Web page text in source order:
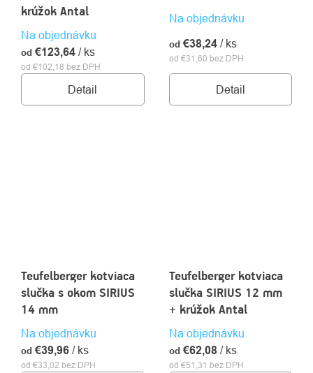
krúžok Antal
Na objednávku
od €102,18 bez DPH
od €123,64 / ks
Detail
Na objednávku
od €31,60 bez DPH
od €38,24 / ks
Detail
Teufelberger kotviaca
slučka s okom SIRIUS
14 mm
Na objednávku
od €33,02 bez DPH
od €39,96 / ks
Teufelberger kotviaca
slučka SIRIUS 12 mm
+ krúžok Antal
Na objednávku
od €51,31 bez DPH
od €62,08 / ks